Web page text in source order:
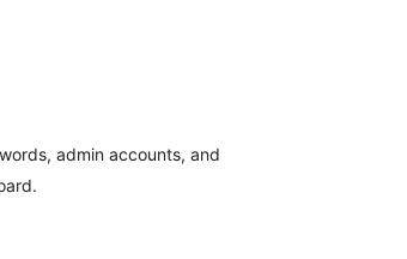
admin accounts, and